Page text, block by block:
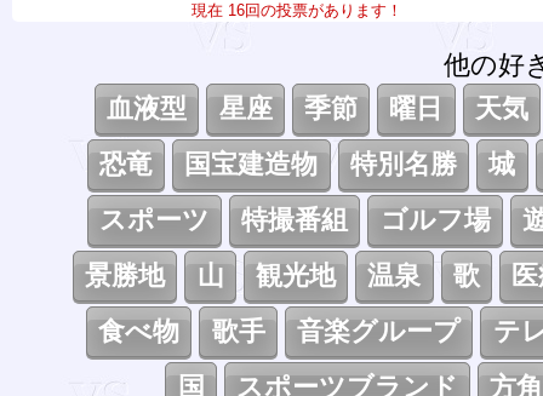
現在 16回の投票があります！
他の好
血液型
星座 季節 曜日
天気
恐竜
国宝建造物 特別名勝
城
スポーツ
特撮番組 ゴルフ場
景勝地
山 観光地 温泉 歌
食べ物
歌手 音楽グループ
テ
国
スポーツブランド 方角